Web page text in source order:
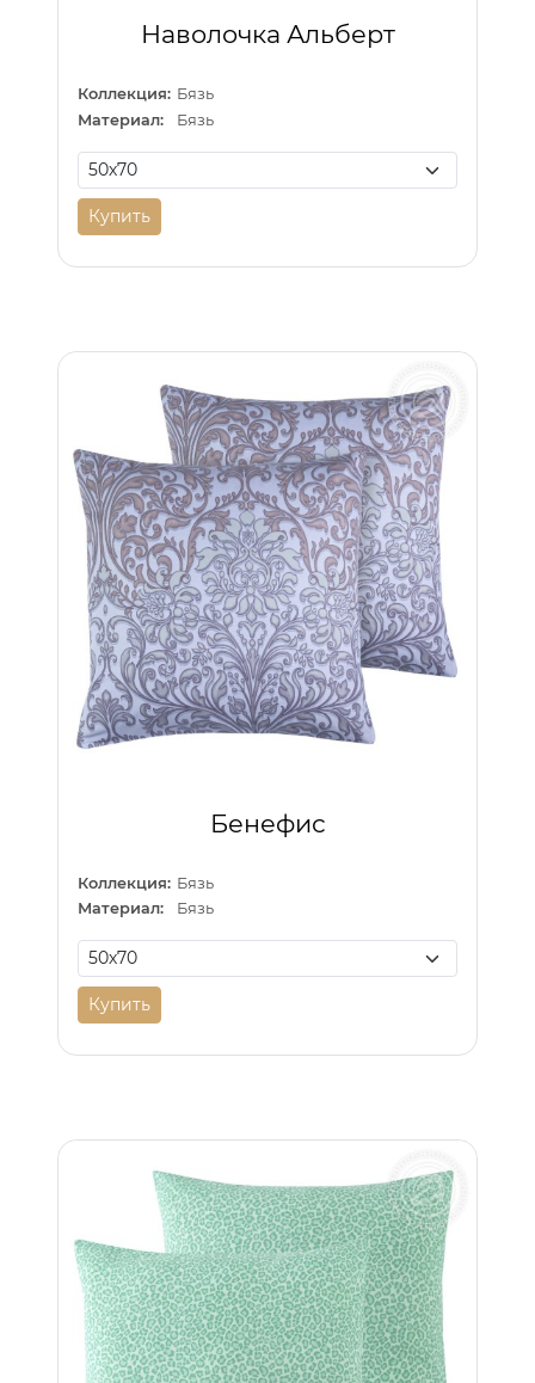
Наволочка Альберт
Коллекция: Бязь
Материал:
Бязь
Купить
Бенефис
Коллекция: Бязь
Материал:
Бязь
Купить